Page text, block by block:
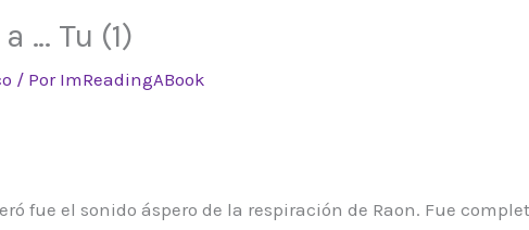
… Tu (1)
/ Por ImReadingABook
fue el sonido áspero de la respiración de Raon. Fue